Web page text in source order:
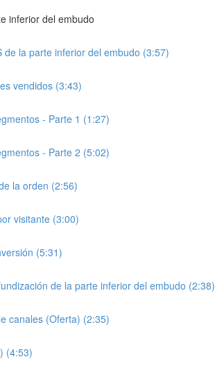
inferior del embudo
de la parte inferior del embudo (3:57)
vendidos (3:43)
- Parte 1 (1:27)
- Parte 2 (5:02)
la orden (2:56)
visitante (3:00)
(5:31)
de la parte inferior del embudo (2:38)
canales (Oferta) (2:35)
(4:53)